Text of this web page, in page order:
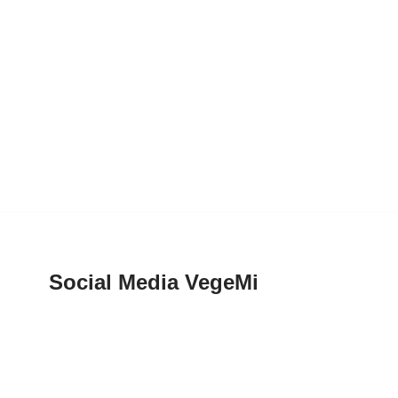
Social Media VegeMi